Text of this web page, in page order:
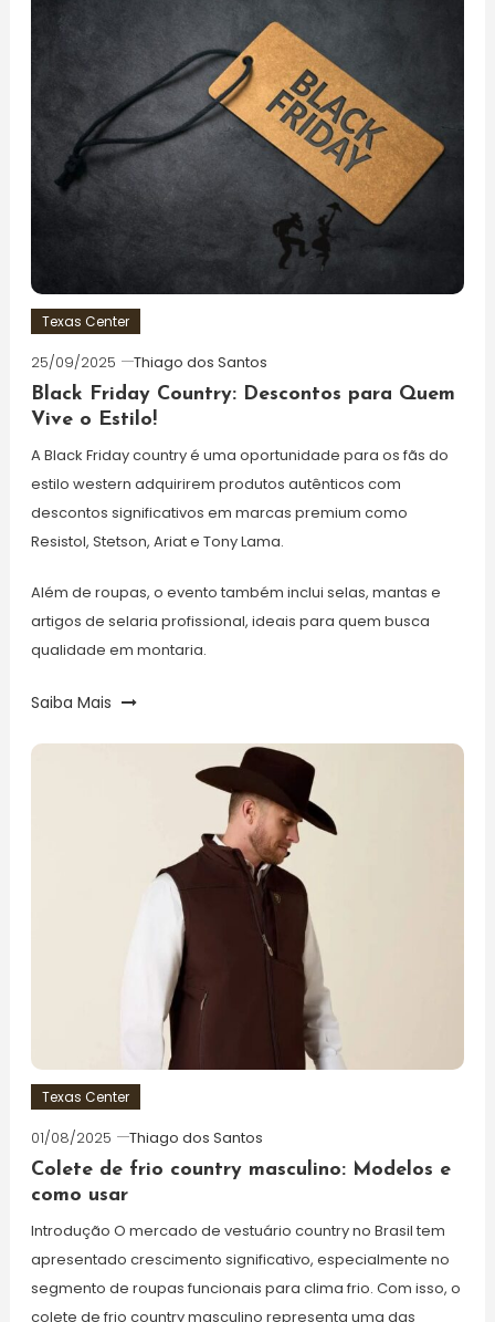
Texas Center
25/09/2025
Thiago dos Santos
Black Friday Country: Descontos para Quem
Vive o Estilo!
A Black Friday country é uma oportunidade para os fãs do
estilo western adquirirem produtos autênticos com
descontos significativos em marcas premium como
Resistol, Stetson, Ariat e Tony Lama.
Além de roupas, o evento também inclui selas, mantas e
artigos de selaria profissional, ideais para quem busca
qualidade em montaria.
Saiba Mais
Texas Center
01/08/2025
Thiago dos Santos
Colete de frio country masculino: Modelos e
como usar
Introdução O mercado de vestuário country no Brasil tem
apresentado crescimento significativo, especialmente no
segmento de roupas funcionais para clima frio. Com isso, o
colete de frio country masculino representa uma das